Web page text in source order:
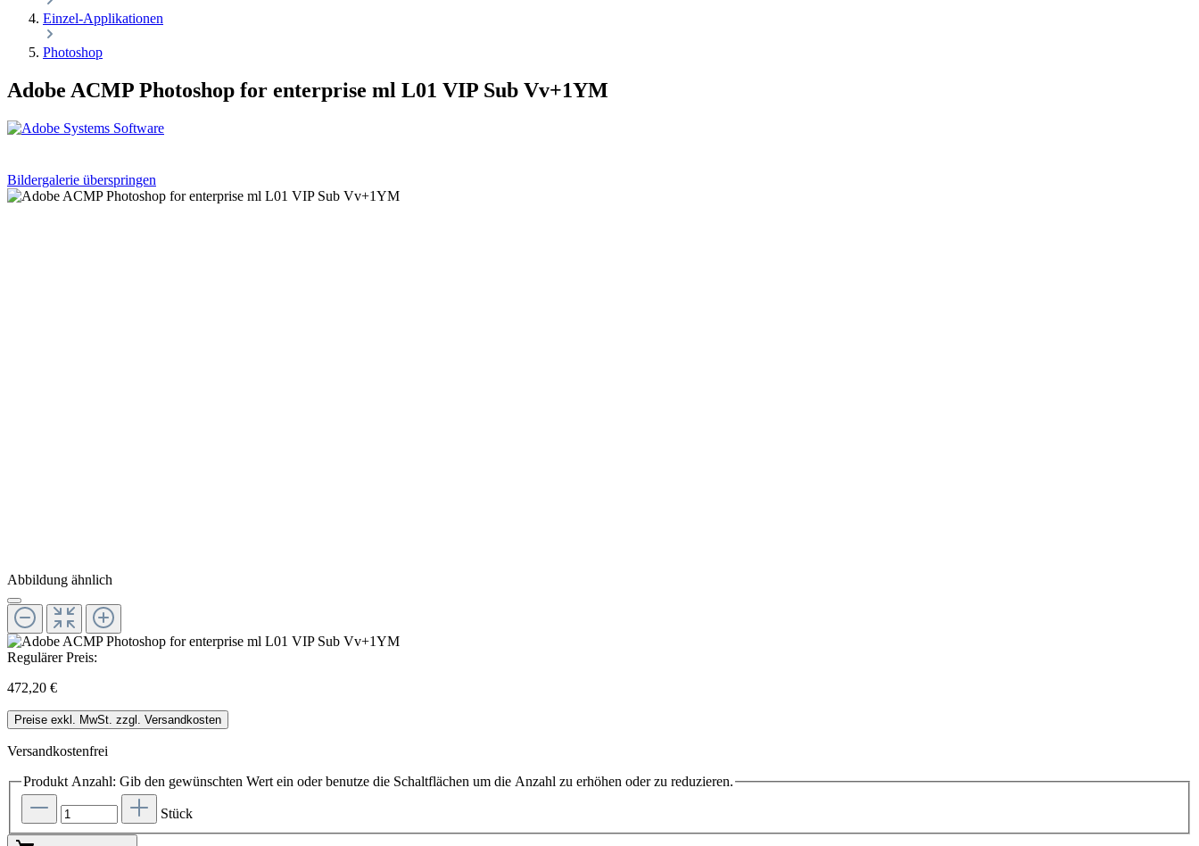
Einzel-Applikationen
Photoshop
Adobe ACMP Photoshop for enterprise ml L01 VIP Sub Vv+1YM
Bildergalerie überspringen
Abbildung ähnlich
Regulärer Preis:
472,20 €
Preise exkl. MwSt. zzgl. Versandkosten
Versandkostenfrei
Produkt Anzahl: Gib den gewünschten Wert ein oder benutze die Schaltflächen um die Anzahl zu erhöhen oder zu reduzieren.
Stück